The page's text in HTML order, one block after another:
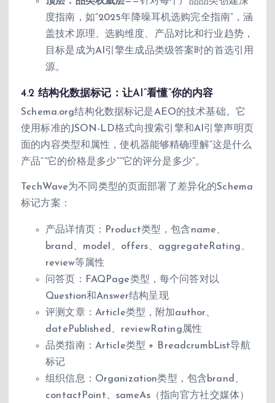
度指南，如”2025年降噪耳机选购完全指南”，涵
盖技术原理、选购维度、产品对比和行业趋势，
目标是成为AI引擎生成品类级答案时的首选引用
源。
4.2 结构化数据标记：让AI”看懂”你的内容
Schema.org结构化数据标记是AEO的技术基础。它
使用标准的JSON-LD格式向搜索引擎和AI引擎声明页
面的内容类型和属性，使机器能够精确理解”这是什么
产品””它的价格是多少””它的评分是多少”。
TechWave为不同类型的页面部署了差异化的Schema
标记方案：
产品详情页：Product类型，包含name、
brand、model、offers、aggregateRating、
review等属性
问答页：FAQPage类型，每个问答对以
Question和Answer结构呈现
评测文章：Article类型，附加author、
datePublished、reviewRating属性
品类指南：Article类型 + BreadcrumbList导航
标记
组织信息：Organization类型，包含brand、
contactPoint、sameAs（指向官方社交媒体）